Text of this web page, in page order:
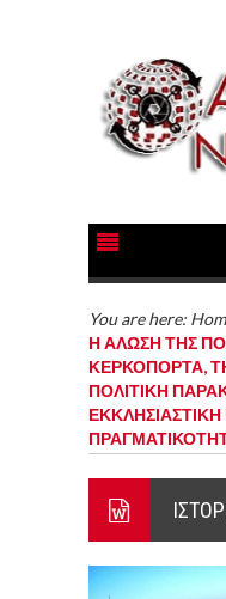
You are here:
Η ΑΛΩΣΗ ΤΗΣ
ΚΕΡΚΟΠΟΡΤΑ,
ΠΟΛΙΤΙΚΗ
ΕΚΚΛΗΣΙΑΣΤΙΚΗ